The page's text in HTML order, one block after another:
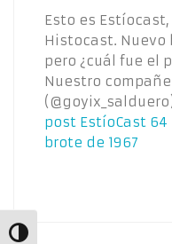
Alternar alto contraste
Esto es
Histocast.
pero ¿cuál fue el
Nuestro
post EstíoCast 64
brote de 1967